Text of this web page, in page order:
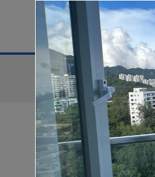
地區
搜尋條件: 售盤
黃金置頂